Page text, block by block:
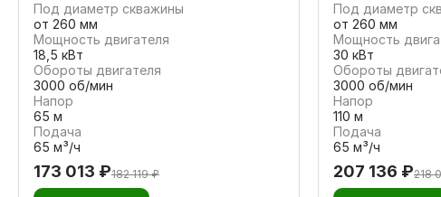
Под диаметр скважины
от 260 мм
Мощность двигателя
18,5 кВт
Обороты двигателя
3000 об/мин
Напор
65 м
Подача
65 м³/ч
173 013 ₽182 119 ₽
Под диаметр
от 260 мм
Мощность
30 кВт
Обороты
3000 об/мин
Напор
110 м
Подача
65 м³/ч
207 136 ₽218